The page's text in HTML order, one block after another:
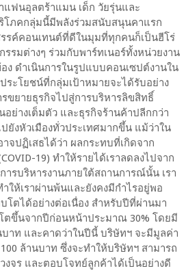
แฟนอุลตร้าแมน เด็ก วัยรุ่นและ
โภคกลุ่มนี้มีพลังร่วมสนับสนุนคาแรก
รรค์คอนเทนต์ที่ดีในมุมที่ทุกคนก็เป็นฮีโร่
รมต่างๆ ร่วมกับพาร์ทเนอร์ทั้งหน่วยงาน
ง ดำเนินการในรูปแบบคอนเซปต์งานใน
ะโยชน์ที่กลุ่มเป้าหมายจะได้รับอย่าง
ขยายธุรกิจไปสู่การบริหารลิขสิทธิ์
ย่างเต็มตัว และธุรกิจร้านค้าปลีกกว่า
ยังหัวเมืองทั่วประเทศมากขึ้น แม้ว่าใน
จปฏิเสธได้ว่า ผลกระทบที่เกิดจาก
19) ทำให้รายได้เราลดลงไปจาก
รบริหารงานภายใต้สถานการณ์นั้น เรา
ให้เราผ่านพ้นและยังคงมีกำไรอยู่พอ
โตได้อย่างต่อเนื่อง สำหรับปีที่ผ่านมา
ตขึ้นจากปีก่อนหน้าประมาณ 30% โดยมี
าท และคาดว่าในปีนี้ บริษัทฯ จะมีมูลค่า
ล้านบาท ซึ่งจะทำให้บริษัทฯ สามารถ
จร และตอบโจทย์ลูกค้าได้เป็นอย่างดี